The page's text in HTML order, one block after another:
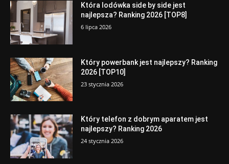
Która lodówka side by side jest
najlepsza? Ranking 2026 [TOP8]
6 lipca 2026
Który powerbank jest najlepszy? Ranking
2026 [TOP10]
23 stycznia 2026
Który telefon z dobrym aparatem jest
najlepszy? Ranking 2026
24 stycznia 2026